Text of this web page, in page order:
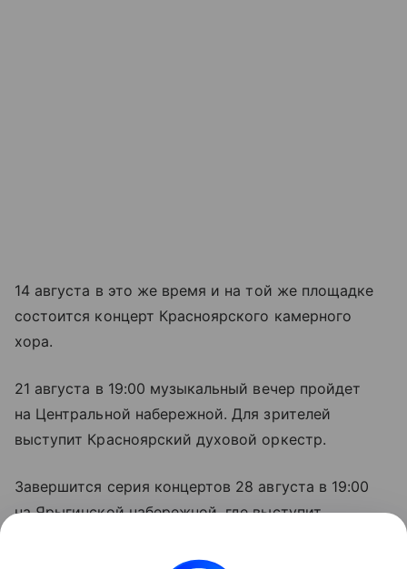
14 августа в это же время и на той же площадке
состоится концерт Красноярского камерного
хора.
21 августа в 19:00 музыкальный вечер пройдет
на Центральной набережной. Для зрителей
выступит Красноярский духовой оркестр.
Завершится серия концертов 28 августа в 19:00
на Ярыгинской набережной, где выступит